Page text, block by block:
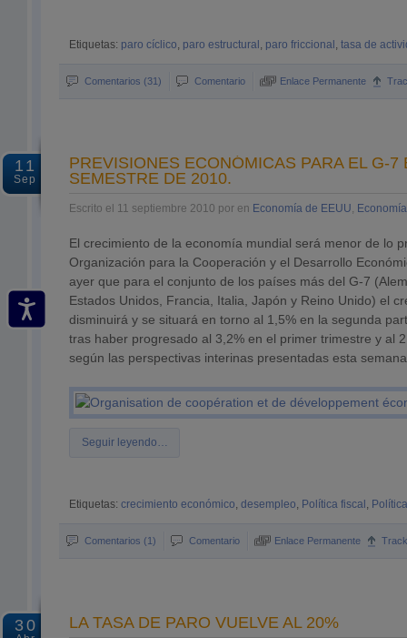
Etiquetas: paro cíclico, paro estructural , paro friccional , tasa de
Comentarios (31) Comentario Enlace Permanente
11
Sep
PREVISIONES ECONÓMICAS PARA EL G-7
SEMESTRE DE 2010.
Escrito el 11 septiembre 2010 por en Economía de EEUU,
El crecimiento de la economía mundial será menor de lo
Organización para la Cooperación y el Desarrollo
ayer que para el conjunto de los países más del G-7
Estados Unidos, Francia, Italia, Japón y Reino Unido) el
disminuirá y se situará en torno al 1,5% en la segunda
tras haber progresado al 3,2% en el primer trimestre y al
según las perspectivas interinas presentadas esta
Seguir leyendo…
Etiquetas: crecimiento económico, desempleo, Política fiscal ,
Comentarios (1) Comentario Enlace Permanente
30 LA TASA DE PARO VUELVE AL 20%